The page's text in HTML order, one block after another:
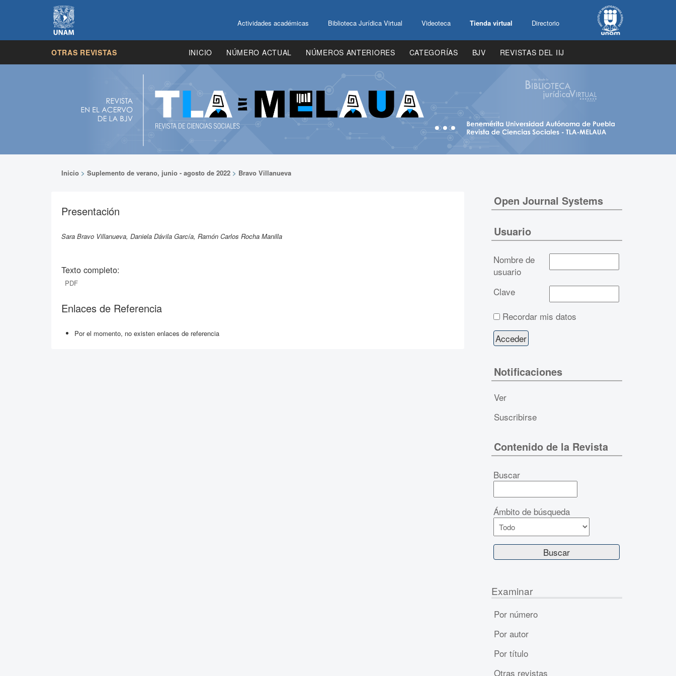
Actividades académicas Biblioteca Jurídica Virtual Videoteca Tienda virtual Directorio
OTRAS REVISTAS INICIO NÚMERO ACTUAL NÚMEROS ANTERIORES CATEGORÍAS BJV REVISTAS DEL IIJ
Inicio > Suplemento de verano, junio - agosto de 2022 > Bravo Villanueva
Presentación
Sara Bravo Villanueva, Daniela Dávila García, Ramón Carlos Rocha Manilla
Texto completo:
PDF
Enlaces de Referencia
Por el momento, no existen enlaces de referencia
Open Journal Systems
Usuario
Nombre de
usuario
Clave
Recordar mis datos
Notificaciones
Ver
Suscribirse
Contenido de la Revista
Buscar
Ámbito de búsqueda
Examinar
Por número
Por autor
Por título
Otras revistas